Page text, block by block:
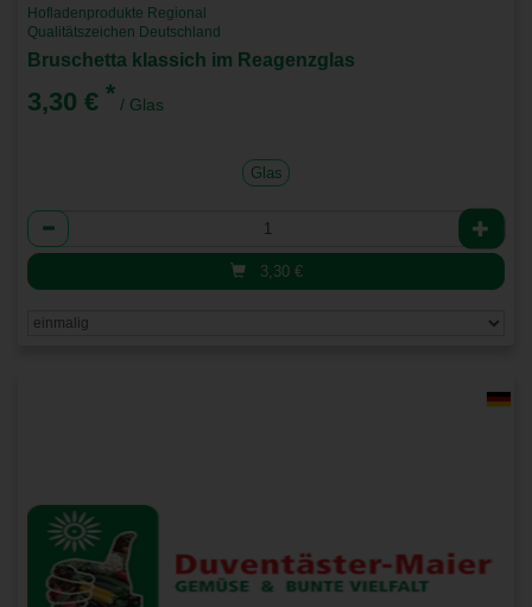
Hofladenprodukte Regional
Qualitätszeichen Deutschland
Bruschetta klassich im Reagenzglas
3,30 € * / Glas
Glas
Anzahl
3,30 €